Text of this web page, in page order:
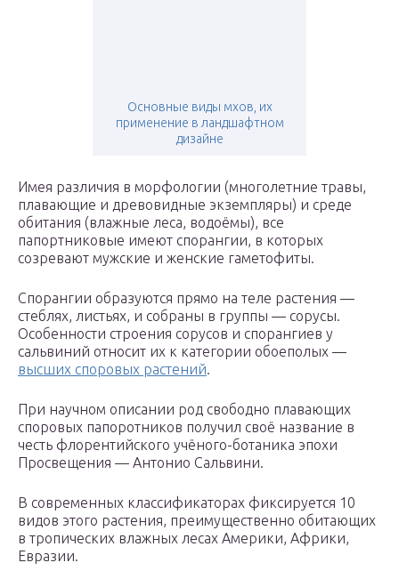
Основные виды мхов, их
применение в ландшафтном
дизайне
Имея различия в морфологии (многолетние травы,
плавающие и древовидные экземпляры) и среде
обитания (влажные леса, водоёмы), все
папортниковые имеют спорангии, в которых
созревают мужские и женские гаметофиты.
Спорангии образуются прямо на теле растения —
стеблях, листьях, и собраны в группы — сорусы.
Особенности строения сорусов и спорангиев у
сальвиний относит их к категории обоеполых —
высших споровых растений.
При научном описании род свободно плавающих
споровых папоротников получил своё название в
честь флорентийского учёного-ботаника эпохи
Просвещения — Антонио Сальвини.
В современных классификаторах фиксируется 10
видов этого растения, преимущественно обитающих
в тропических влажных лесах Америки, Африки,
Евразии.